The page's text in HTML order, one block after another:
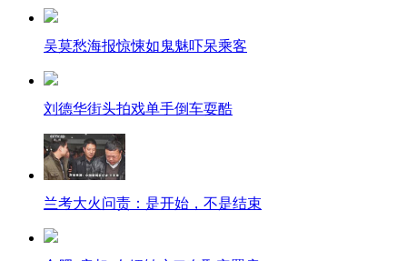
吴莫愁海报惊悚如鬼魅吓呆乘客
刘德华街头拍戏单手倒车耍酷
兰考大火问责：是开始，不是结束